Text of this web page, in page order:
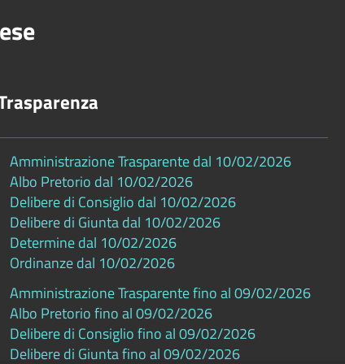
Amministrazione Trasparente dal 10/02/2026
Albo Pretorio dal 10/02/2026
Delibere di Consiglio dal 10/02/2026
Delibere di Giunta dal 10/02/2026
Determine dal 10/02/2026
Ordinanze dal 10/02/2026
Amministrazione Trasparente fino al 09/02/2026
Albo Pretorio fino al 09/02/2026
Delibere di Consiglio fino al 09/02/2026
Delibere di Giunta fino al 09/02/2026